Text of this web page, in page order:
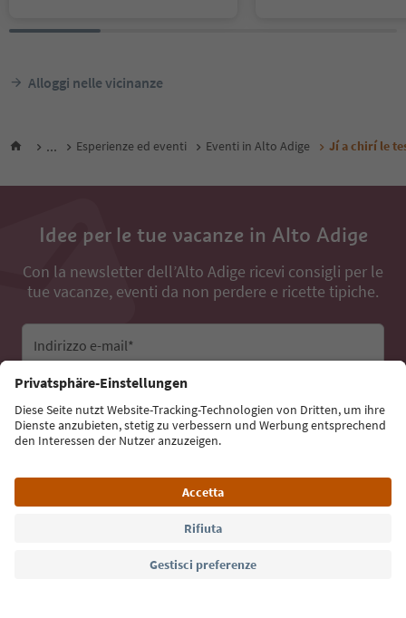
Alloggi nelle vicinanze
... Esperienze ed eventi Eventi in Alto Adige Jí a chirí le
Idee per le tue vacanze in Alto Adige
Con la newsletter dell’Alto Adige ricevi consigli per le
tue vacanze, eventi da non perdere e ricette tipiche.
Indirizzo e-mail*
Iscriviti alla newsletter